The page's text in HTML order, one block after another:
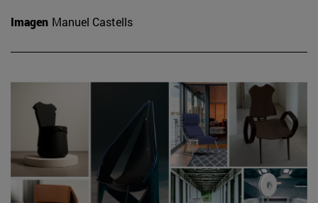
Imagen Manuel Castells